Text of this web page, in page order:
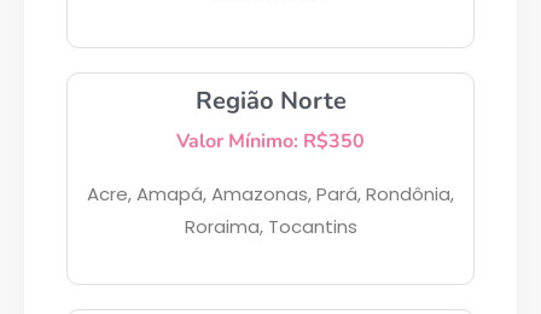
Região Norte
Valor Mínimo: R$350
Acre, Amapá, Amazonas, Pará, Rondônia,
Roraima, Tocantins